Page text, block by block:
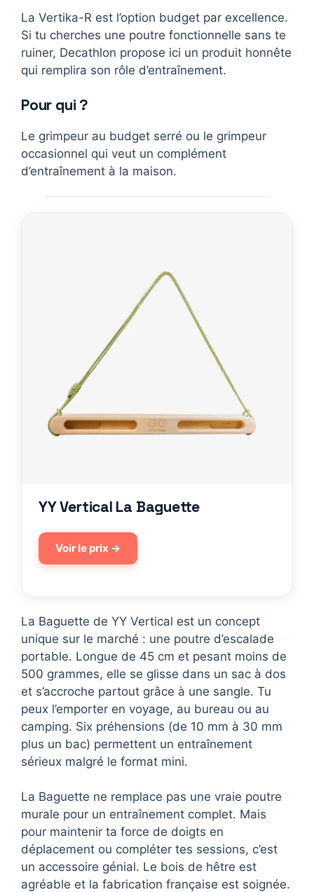
La Vertika-R est l’option budget par excellence.
Si tu cherches une poutre fonctionnelle sans te
ruiner, Decathlon propose ici un produit honnête
qui remplira son rôle d’entraînement.
Pour qui ?
Le grimpeur au budget serré ou le grimpeur
occasionnel qui veut un complément
d’entraînement à la maison.
YY Vertical La Baguette
Voir le prix →
La Baguette de YY Vertical est un concept
unique sur le marché : une poutre d’escalade
portable. Longue de 45 cm et pesant moins de
500 grammes, elle se glisse dans un sac à dos
et s’accroche partout grâce à une sangle. Tu
peux l’emporter en voyage, au bureau ou au
camping. Six préhensions (de 10 mm à 30 mm
plus un bac) permettent un entraînement
sérieux malgré le format mini.
La Baguette ne remplace pas une vraie poutre
murale pour un entraînement complet. Mais
pour maintenir ta force de doigts en
déplacement ou compléter tes sessions, c’est
un accessoire génial. Le bois de hêtre est
agréable et la fabrication française est soignée.